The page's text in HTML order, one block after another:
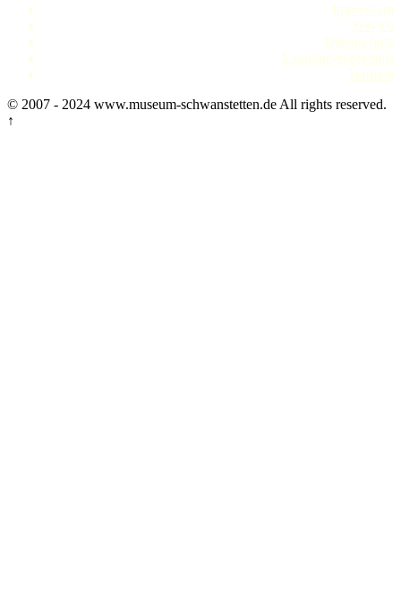
Impressum
Service
Datenschutz
Literaturverzeichnis
Termine
© 2007 - 2024 www.museum-schwanstetten.de All rights reserved.
↑